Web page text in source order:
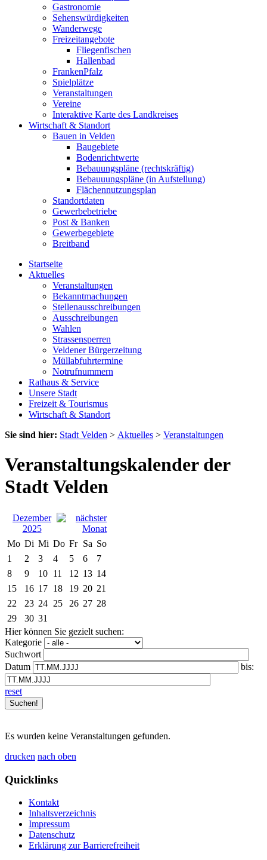
Gastronomie
Sehenswürdigkeiten
Wanderwege
Freizeitangebote
Fliegenfischen
Hallenbad
FrankenPfalz
Spielplätze
Veranstaltungen
Vereine
Interaktive Karte des Landkreises
Wirtschaft & Standort
Bauen in Velden
Baugebiete
Bodenrichtwerte
Bebauungspläne (rechtskräftig)
Bebauuungspläne (in Aufstellung)
Flächennutzungsplan
Standortdaten
Gewerbebetriebe
Post & Banken
Gewerbegebiete
Breitband
Startseite
Aktuelles
Veranstaltungen
Bekanntmachungen
Stellenausschreibungen
Ausschreibungen
Wahlen
Strassensperren
Veldener Bürgerzeitung
Müllabfuhrtermine
Notrufnummern
Rathaus & Service
Unsere Stadt
Freizeit & Tourismus
Wirtschaft & Standort
Sie sind hier: Stadt Velden > Aktuelles > Veranstaltungen
Veranstaltungskalender der
Stadt Velden
Dezember
2025
Mo Di Mi Do Fr Sa So
1
2 3 4 5 6
7
8
9 10 11 12 13 14
15
16 17 18 19 20 21
22
23 24 25 26 27 28
29
30 31
Hier können Sie gezielt suchen:
Kategorie
Suchwort
Datum
bis:
reset
Es wurden keine Veranstaltungen gefunden.
drucken nach oben
Quicklinks
Kontakt
Inhaltsverzeichnis
Impressum
Datenschutz
Erklärung zur Barrierefreiheit